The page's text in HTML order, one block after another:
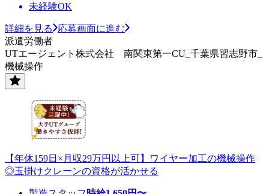
未経験OK
詳細を見る
応募画面に進む
派遣労働者
UTエージェント株式会社 南関東第一CU_千葉県習志野市_
機械操作
【年休159日×月収29万円以上可】ワイヤー加工の機械操作
◎玉掛けクレーンの資格が活かせる